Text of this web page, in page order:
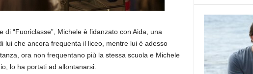
“Fuoriclasse”, Michele è fidanzato con Aida, una
lui che ancora frequenta il liceo, mentre lui è adesso
ora non frequentano più la stessa scuola e Michele
lo ha portati ad allontanarsi.